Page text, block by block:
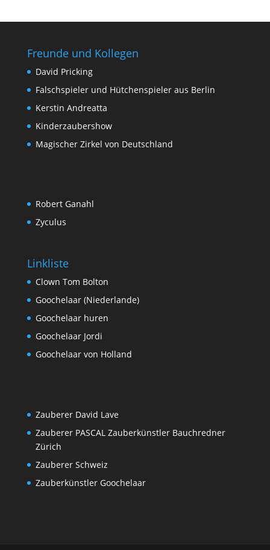
Freunde und Kollegen
David Pricking
Falschspieler und Hütchenspieler aus Berlin
Kerstin Andreatta
Kinderzaubershow
Magischer Zirkel von Deutschland
Robert Ganahl
Zyculus
Linkliste
Clown Tom Bolton
Goochelaar (Niederlande)
Goochelaar huren
Goochelaar Jordi
Goochelaar von Holland
Zauberer David Lave
Zauberer PASCAL Zauberkünstler Bauchredner
Zürich
Zauberer Schweiz
Zauberkünstler Goochelaar